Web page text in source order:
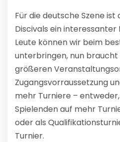
Für die deutsche Szene ist
Discivals ein interessanter
Leute können wir beim
unterbringen, nun
größeren
Zugangsvorraussetzung
mehr Turniere –
Spielenden auf mehr
oder als
Turnier.